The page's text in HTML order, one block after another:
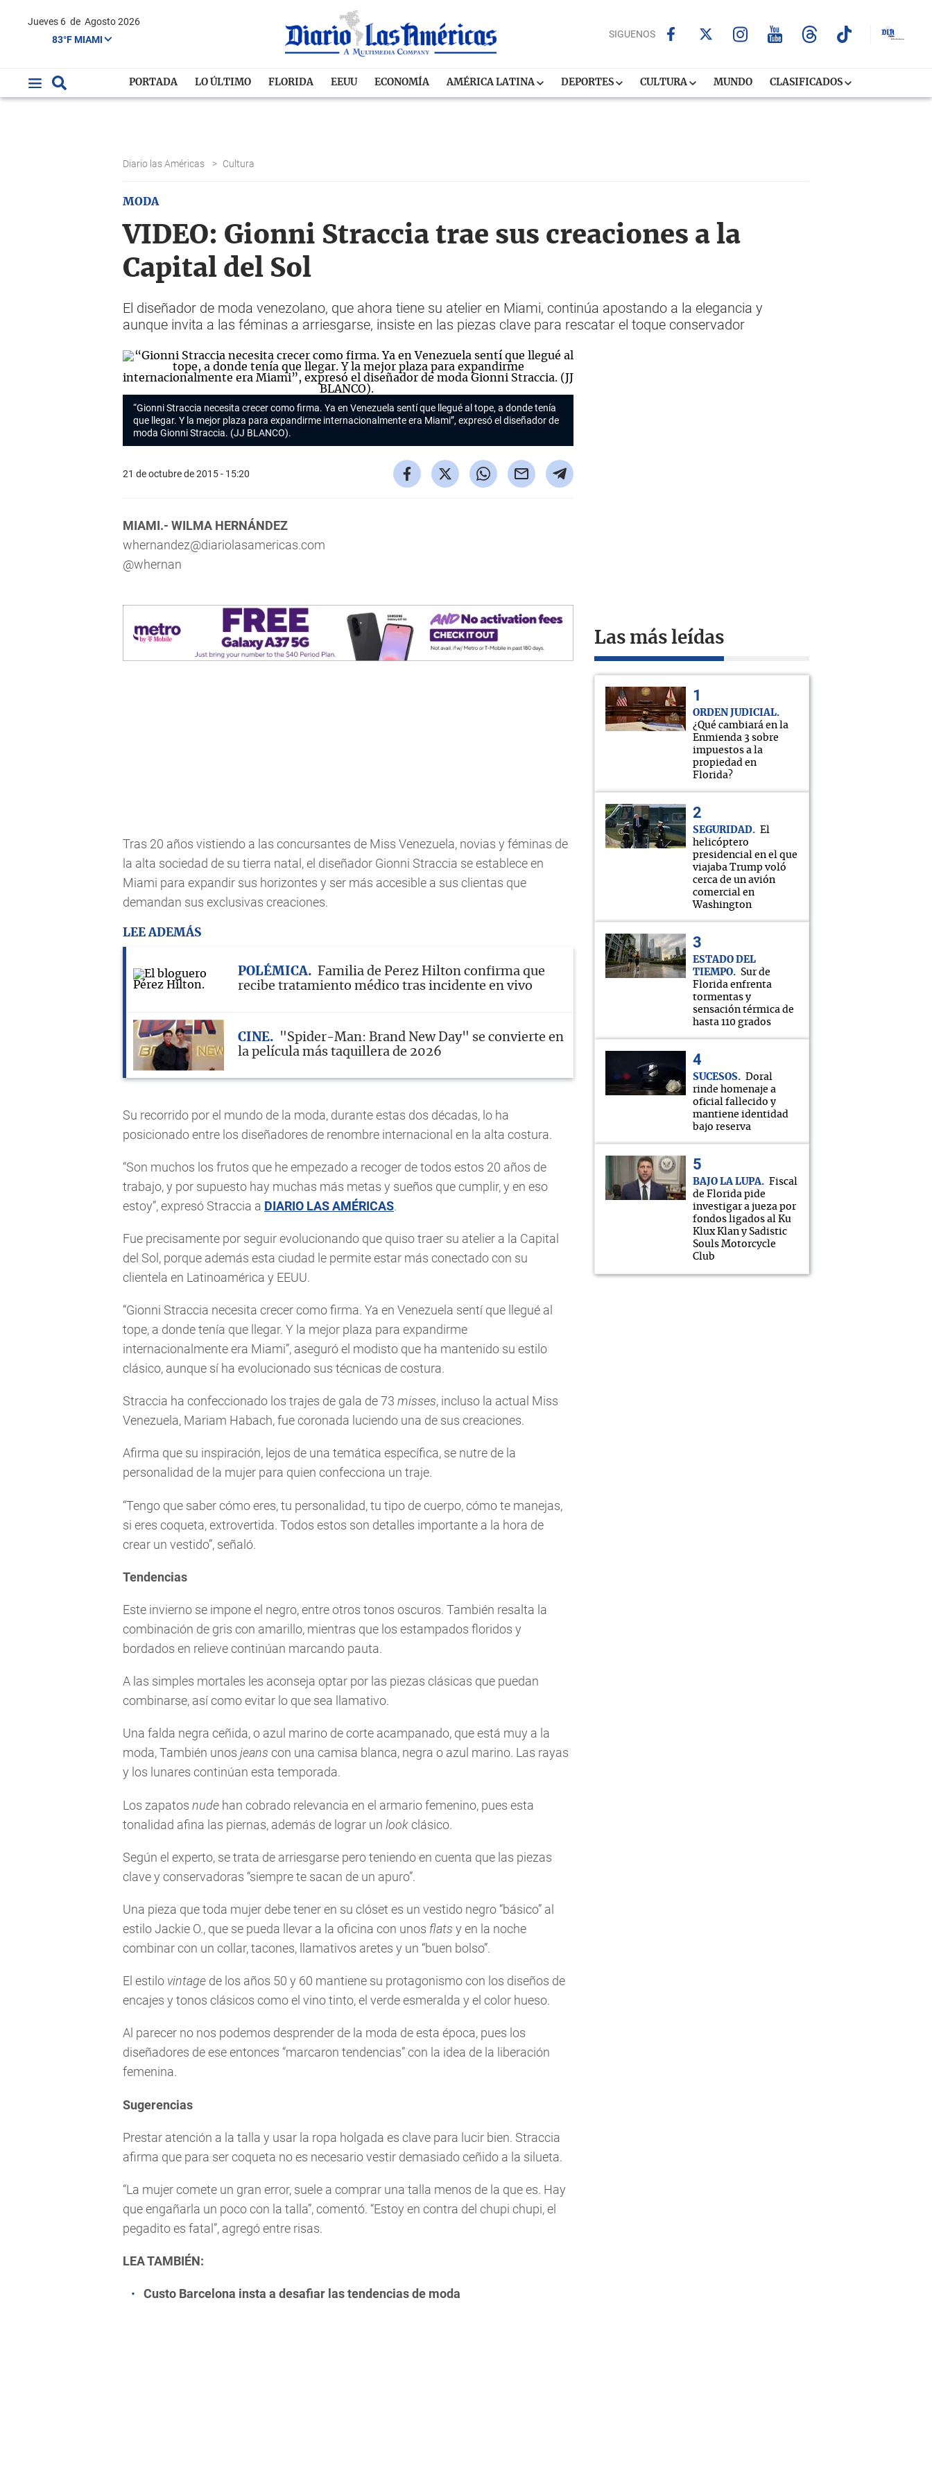
Jueves 6 de Agosto 2026
83°F MIAMI
SIGUENOS
PORTADA LO ÚLTIMO FLORIDA EEUU ECONOMÍA AMÉRICA LATINA DEPORTES CULTURA MUNDO CLASIFICADOS
Diario las Américas > Cultura
MODA
VIDEO: Gionni Straccia trae sus creaciones a la
Capital del Sol
El diseñador de moda venezolano, que ahora tiene su atelier en Miami, continúa apostando a la elegancia y
aunque invita a las féminas a arriesgarse, insiste en las piezas clave para rescatar el toque conservador
“Gionni Straccia necesita crecer como firma. Ya en Venezuela sentí que llegué al tope, a donde tenía
que llegar. Y la mejor plaza para expandirme internacionalmente era Miami”, expresó el diseñador de
moda Gionni Straccia. (JJ BLANCO).
21 de octubre de 2015 - 15:20
MIAMI.- WILMA HERNÁNDEZ
whernandez@diariolasamericas.com
@whernan
Tras 20 años vistiendo a las concursantes de Miss Venezuela, novias y féminas de
la alta sociedad de su tierra natal, el diseñador Gionni Straccia se establece en
Miami para expandir sus horizontes y ser más accesible a sus clientas que
demandan sus exclusivas creaciones.
LEE ADEMÁS
POLÉMICA
Familia de Perez Hilton confirma que
recibe tratamiento médico tras incidente en vivo
CINE
"Spider-Man: Brand New Day" se convierte en
la película más taquillera de 2026
Su recorrido por el mundo de la moda, durante estas dos décadas, lo ha
posicionado entre los diseñadores de renombre internacional en la alta costura.
“Son muchos los frutos que he empezado a recoger de todos estos 20 años de
trabajo, y por supuesto hay muchas más metas y sueños que cumplir, y en eso
estoy”, expresó Straccia a DIARIO LAS AMÉRICAS.
Fue precisamente por seguir evolucionando que quiso traer su atelier a la Capital
del Sol, porque además esta ciudad le permite estar más conectado con su
clientela en Latinoamérica y EEUU.
“Gionni Straccia necesita crecer como firma. Ya en Venezuela sentí que llegué al
tope, a donde tenía que llegar. Y la mejor plaza para expandirme
internacionalmente era Miami”, aseguró el modisto que ha mantenido su estilo
clásico, aunque sí ha evolucionado sus técnicas de costura.
Straccia ha confeccionado los trajes de gala de 73 misses, incluso la actual Miss
Venezuela, Mariam Habach, fue coronada luciendo una de sus creaciones.
Afirma que su inspiración, lejos de una temática específica, se nutre de la
personalidad de la mujer para quien confecciona un traje.
“Tengo que saber cómo eres, tu personalidad, tu tipo de cuerpo, cómo te manejas,
si eres coqueta, extrovertida. Todos estos son detalles importante a la hora de
crear un vestido”, señaló.
Tendencias
Este invierno se impone el negro, entre otros tonos oscuros. También resalta la
combinación de gris con amarillo, mientras que los estampados floridos y
bordados en relieve continúan marcando pauta.
A las simples mortales les aconseja optar por las piezas clásicas que puedan
combinarse, así como evitar lo que sea llamativo.
Una falda negra ceñida, o azul marino de corte acampanado, que está muy a la
moda, También unos jeans con una camisa blanca, negra o azul marino. Las rayas
y los lunares continúan esta temporada.
Los zapatos nude han cobrado relevancia en el armario femenino, pues esta
tonalidad afina las piernas, además de lograr un lookclásico.
Según el experto, se trata de arriesgarse pero teniendo en cuenta que las piezas
clave y conservadoras “siempre te sacan de un apuro”.
Una pieza que toda mujer debe tener en su clóset es un vestido negro “básico” al
estilo Jackie O., que se pueda llevar a la oficina con unos flats y en la noche
combinar con un collar, tacones, llamativos aretes y un “buen bolso”.
El estilo vintage de los años 50 y 60 mantiene su protagonismo con los diseños de
encajes y tonos clásicos como el vino tinto, el verde esmeralda y el color hueso.
Al parecer no nos podemos desprender de la moda de esta época, pues los
diseñadores de ese entonces “marcaron tendencias” con la idea de la liberación
femenina.
Sugerencias
Prestar atención a la talla y usar la ropa holgada es clave para lucir bien. Straccia
afirma que para ser coqueta no es necesario vestir demasiado ceñido a la silueta.
“La mujer comete un gran error, suele a comprar una talla menos de la que es. Hay
que engañarla un poco con la talla”, comentó. “Estoy en contra del chupi chupi, el
pegadito es fatal”, agregó entre risas.
LEA TAMBIÉN:
Custo Barcelona insta a desafiar las tendencias de moda
Las más leídas
ORDEN JUDICIAL
¿Qué cambiará en la
Enmienda 3 sobre
impuestos a la
propiedad en
Florida?
SEGURIDAD
El
helicóptero
presidencial en el que
viajaba Trump voló
cerca de un avión
comercial en
Washington
ESTADO DEL
TIEMPO
Sur de
Florida enfrenta
tormentas y
sensación térmica de
hasta 110 grados
SUCESOS
Doral
rinde homenaje a
oficial fallecido y
mantiene identidad
bajo reserva
BAJO LA LUPA
Fiscal
de Florida pide
investigar a jueza por
fondos ligados al Ku
Klux Klan y Sadistic
Souls Motorcycle
Club